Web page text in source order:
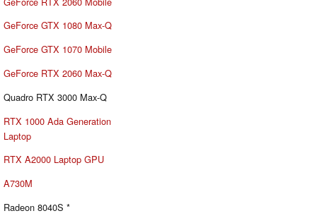
GeForce GTX 1080 Max-Q
GeForce GTX 1070 Mobile
GeForce RTX 2060 Max-Q
Quadro RTX 3000 Max-Q
RTX 1000 Ada Generation
Laptop
RTX A2000 Laptop GPU
A730M
Radeon 8040S *